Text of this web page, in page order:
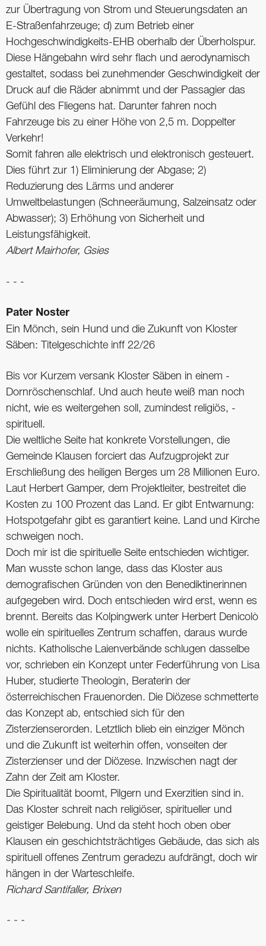
zur Übertragung von Strom und Steuerungsdaten an
E-Straßenfahrzeuge; d) zum Betrieb einer
Hochgeschwindigkeits-EHB oberhalb der Überholspur.
Diese Hängebahn wird sehr flach und aerodynamisch
gestaltet, sodass bei zunehmender Geschwindigkeit der
Druck auf die Räder abnimmt und der Passagier das
Gefühl des Fliegens hat. Darunter fahren noch
Fahrzeuge bis zu einer Höhe von 2,5 m. Doppelter
Verkehr!
Somit fahren alle elektrisch und elektronisch gesteuert.
Dies führt zur 1) Eliminierung der Abgase; 2)
Reduzierung des Lärms und anderer
Umweltbelastungen (Schneeräumung, Salzeinsatz oder
Abwasser); 3) Erhöhung von Sicherheit und
Leistungsfähigkeit.
Albert Mairhofer, Gsies
- - -
Pater Noster
Ein Mönch, sein Hund und die Zukunft von Kloster
Säben: Titel­geschichte inff 22/26
Bis vor Kurzem versank ­Kloster Säben in einem ­
Dornröschenschlaf. Und auch heute weiß man noch
nicht, wie es weitergehen soll, zumindest religiös, ­
spirituell.
Die weltliche Seite hat konkrete Vorstellungen, die
Gemeinde Klausen forciert das Aufzugprojekt zur
Erschließung des heiligen Berges um 28 Millionen Euro.
Laut Herbert Gamper, dem Projektleiter, bestreitet die
Kosten zu 100 Prozent das Land. Er gibt Entwarnung:
Hotspotgefahr gibt es garantiert keine. Land und Kirche
schweigen noch.
Doch mir ist die spirituelle Seite entschieden wichtiger.
Man wusste schon lange, dass das Kloster aus
demografischen Gründen von den Benediktinerinnen
aufgegeben wird. Doch entschieden wird erst, wenn es
brennt. Bereits das Kolpingwerk unter Herbert Denicolò
wolle ein spirituelles Zentrum schaffen, daraus wurde
nichts. Katholische Laienverbände schlugen dasselbe
vor, schrieben ein Konzept unter Federführung von Lisa
Huber, studierte Theologin, Beraterin der
österreichischen Frauenorden. Die Diözese schmetterte
das Konzept ab, entschied sich für den
Zisterzienserorden. Letztlich blieb ein einziger Mönch
und die Zukunft ist weiterhin offen, vonseiten der
Zisterzienser und der Diözese. Inzwischen nagt der
Zahn der Zeit am Kloster.
Die Spiritualität boomt, Pilgern und Exerzitien sind in.
Das Kloster schreit nach religiöser, spiritueller und
geistiger Belebung. Und da steht hoch oben ober
Klausen ein geschichtsträchtiges Gebäude, das sich als
spirituell offenes Zentrum geradezu aufdrängt, doch wir
hängen in der Warteschleife.
Richard Santifaller, Brixen
- - -